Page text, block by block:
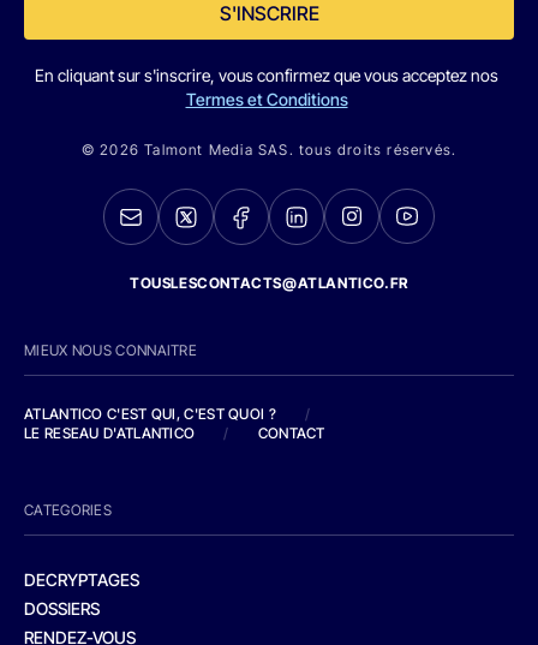
S'INSCRIRE
En cliquant sur s'inscrire, vous confirmez que vous acceptez nos
Termes et Conditions
© 2026 Talmont Media SAS. tous droits réservés.
TOUSLESCONTACTS@ATLANTICO.FR
MIEUX NOUS CONNAITRE
ATLANTICO C'EST QUI, C'EST QUOI ?
/
LE RESEAU D'ATLANTICO
/ CONTACT
CATEGORIES
DECRYPTAGES
DOSSIERS
RENDEZ-VOUS